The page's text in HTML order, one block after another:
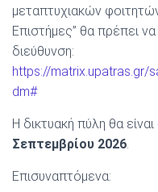
μεταπτυχιακών
Επιστήμες” θα πρέπει
διεύθυνση:
https://matrix.upatras.gr/
dm#
Η δικτυακή πύλη θα είναι
Σεπτεμβρίου 2026.
Επισυναπτόμενα: